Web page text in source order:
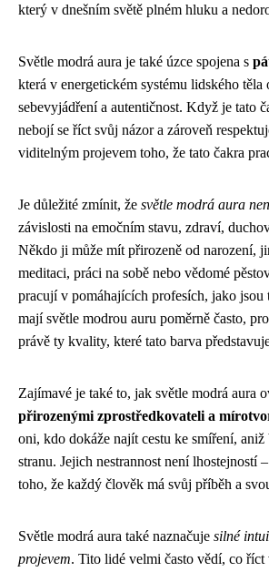
který v dnešním světě plném hluku a
Světle modrá aura je také úzce spojena s
která v energetickém systému lidského
sebevyjádření a autentičnost. Když je tato
nebojí se říct svůj názor a zároveň
viditelným projevem toho, že tato čakra
Je důležité zmínit, že světle modrá aura
závislosti na emočním stavu, zdraví,
Někdo ji může mít přirozeně od narození,
meditaci, práci na sobě nebo vědomé
pracují v pomáhajících profesích, jako jsou
mají světle modrou auru poměrně často,
právě ty kvality, které tato barva
Zajímavé je také to, jak světle modrá aura
přirozenými zprostředkovateli a
oni, kdo dokáže najít cestu ke smíření,
stranu. Jejich nestrannost není
toho, že každý člověk má svůj příběh a
Světle modrá aura také naznačuje silné
projevem. Tito lidé velmi často vědí, co